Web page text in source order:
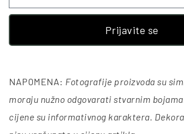
Prijavite se
NAPOMENA: Fotografije proizvoda su
moraju nužno odgovarati stvarnim
cijene su informativnog karaktera.